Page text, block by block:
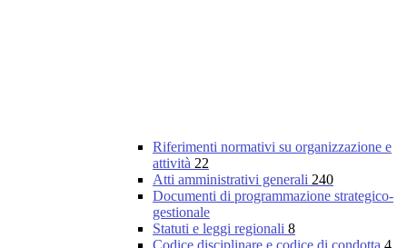
Riferimenti normativi su organizzazione e
attività 22
Atti amministrativi generali 240
Documenti di programmazione strategico-
gestionale
Statuti e leggi regionali 8